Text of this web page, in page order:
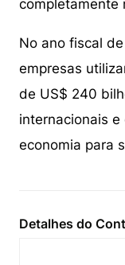
completamente
No ano fiscal
empresas
de US$ 240
internacionais
economia para
Detalhes do